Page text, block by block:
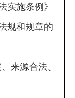
实施条例》
规和规章的
来源合法、